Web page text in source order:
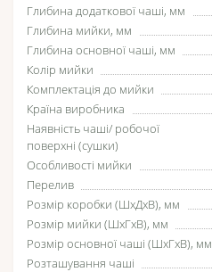
Глибина додаткової чаші, мм
Глибина мийки, мм
Глибина основної чаші, мм
Колір мийки
Комплектація до мийки
Країна виробника
Наявність чаші/ робочої
поверхні (сушки)
Особливості мийки
Перелив
Розмір коробки (ШхДхВ), мм
Розмір мийки (ШхГхВ), мм
Розмір основної чаші (ШхГхВ), мм
Розташування чаші